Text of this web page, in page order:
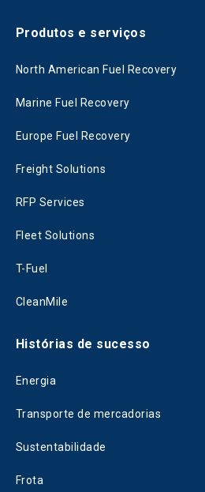
Produtos e serviços
North American Fuel Recovery
Marine Fuel Recovery
Europe Fuel Recovery
Freight Solutions
RFP Services
Fleet Solutions
T-Fuel
CleanMile
Histórias de sucesso
Energia
Transporte de mercadorias
Sustentabilidade
Frota